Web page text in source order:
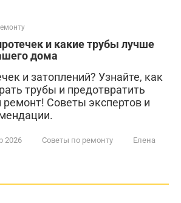
и какие трубы лучше
дома
и затоплений? Узнайте, как
трубы и предотвратить
Советы экспертов и
2026 Советы по ремонту
Елена